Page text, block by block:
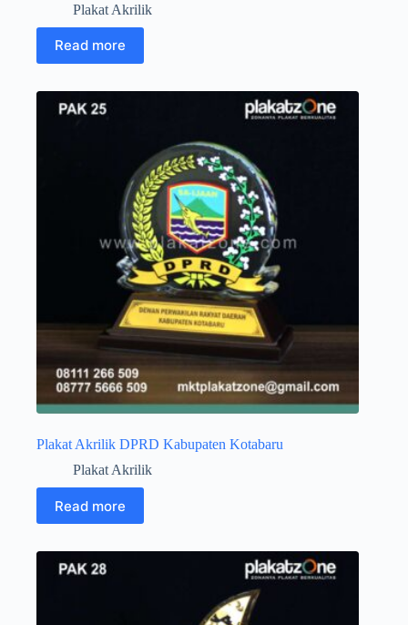
Plakat Akrilik
Read more
Plakat Akrilik DPRD Kabupaten Kotabaru
Plakat Akrilik
Read more